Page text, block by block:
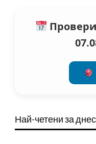
Най-четени за